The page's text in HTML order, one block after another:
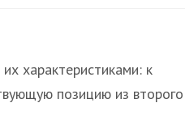
характеристиками: к
позицию из второго